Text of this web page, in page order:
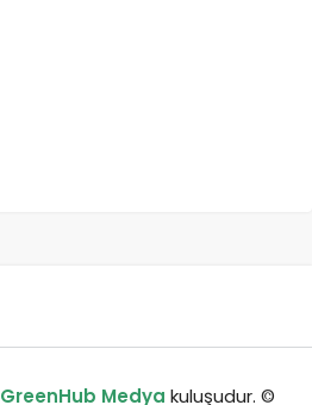
GreenHub Medya kuluşudur. ©